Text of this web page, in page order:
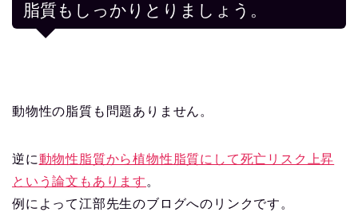
脂質もしっかりとりましょう。
動物性の脂質も問題ありません。
逆に動物性脂質から植物性脂質にして死亡リスク上昇
という論文もあります 。
例によって江部先生のブログへのリンクです。